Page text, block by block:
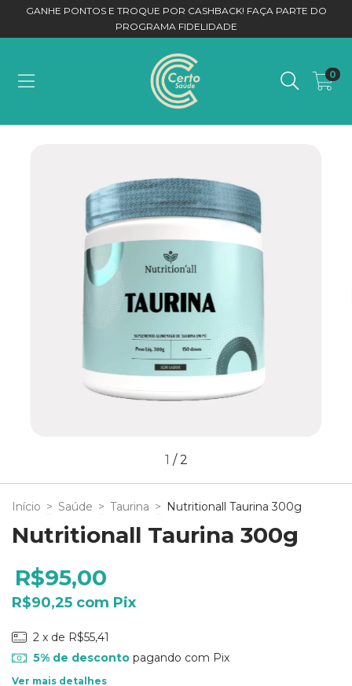
GANHE PONTOS E TROQUE POR CASHBACK! FAÇA PARTE DO
PROGRAMA FIDELIDADE
0
1 /2
Início > Saúde > Taurina > Nutritionall Taurina 300g
Nutritionall Taurina 300g
R$95,00
R$90,25 com Pix
2 x de R$55,41
5% de descontopagando com Pix
Ver mais detalhes